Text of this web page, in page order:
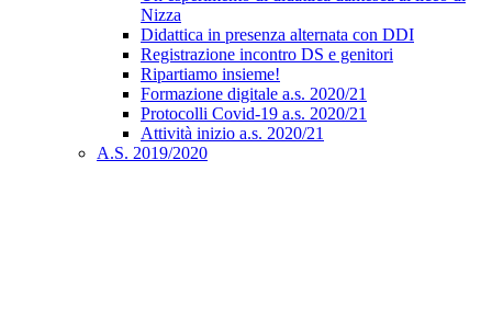
Nizza
Didattica in presenza alternata con DDI
Registrazione incontro DS e genitori
Ripartiamo insieme!
Formazione digitale a.s. 2020/21
Protocolli Covid-19 a.s. 2020/21
Attività inizio a.s. 2020/21
A.S. 2019/2020